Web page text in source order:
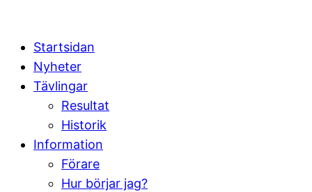
Startsidan
Nyheter
Tävlingar
Resultat
Historik
Information
Förare
Hur börjar jag?